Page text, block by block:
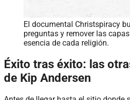
El documental Christspiracy
preguntas y remover las
esencia de cada religión.
Éxito tras éxito: las
de Kip Andersen